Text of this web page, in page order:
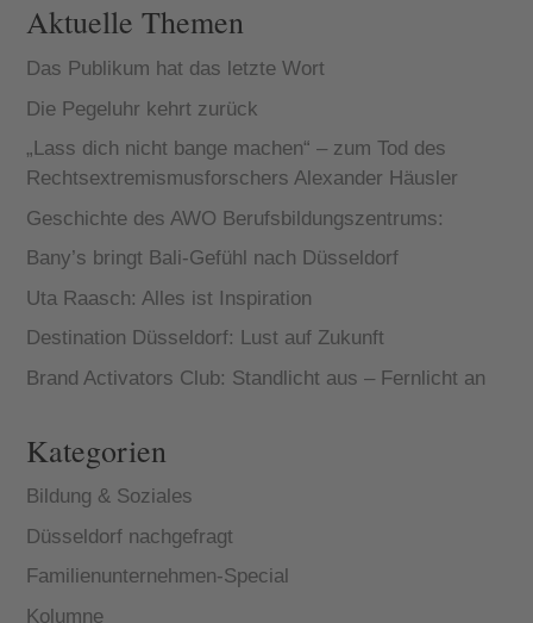
Aktuelle Themen
Das Publikum hat das letzte Wort
Die Pegeluhr kehrt zurück
„Lass dich nicht bange machen“ – zum Tod des
Rechtsextremismusforschers Alexander Häusler
Geschichte des AWO Berufsbildungszentrums:
Bany’s bringt Bali-Gefühl nach Düsseldorf
Uta Raasch: Alles ist Inspiration
Destination Düsseldorf: Lust auf Zukunft
Brand Activators Club: Standlicht aus – Fernlicht an
Kategorien
Bildung & Soziales
Düsseldorf nachgefragt
Familienunternehmen-Special
Kolumne